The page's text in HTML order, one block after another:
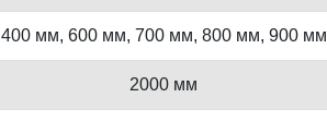
400 мм, 600 мм, 700 мм, 800 мм, 900 мм
2000 мм